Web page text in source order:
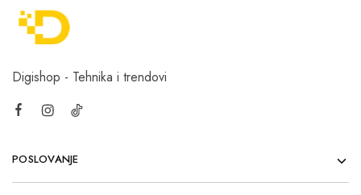
Digishop - Tehnika i trendovi
POSLOVANJE